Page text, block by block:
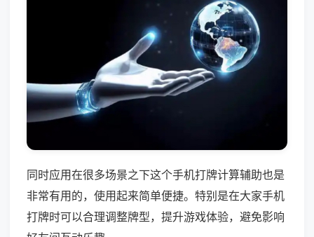
同时应用在很多场景之下这个手机打牌计算辅助也是
非常有用的，使用起来简单便捷。特别是在大家手机
打牌时可以合理调整牌型，提升游戏体验，避免影响